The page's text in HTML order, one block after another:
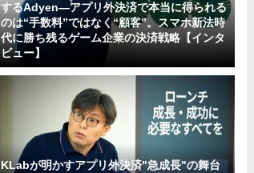
するAdyen―アプリ外決済で本当に得られる
のは“手数料”ではなく“顧客”。スマホ新法時
代に勝ち残るゲーム企業の決済戦略【インタ
ビュー】
KLabが明かすアプリ外決済"急成長"の舞台